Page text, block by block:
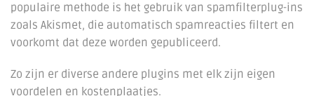
populaire methode is het gebruik van spamfilterplug-ins
zoals Akismet, die automatisch spamreacties filtert en
voorkomt dat deze worden gepubliceerd.
Zo zijn er diverse andere plugins met elk zijn eigen
voordelen en kostenplaatjes.